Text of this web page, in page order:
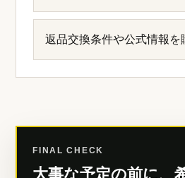
購入前チェック
使う場面が仕事・面接・
決める